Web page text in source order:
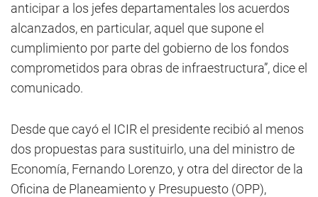
anticipar a los jefes departamentales los acuerdos
alcanzados, en particular, aquel que supone el
cumplimiento por parte del gobierno de los fondos
comprometidos para obras de infraestructura”, dice el
comunicado.
Desde que cayó el ICIR el presidente recibió al menos
dos propuestas para sustituirlo, una del ministro de
Economía, Fernando Lorenzo, y otra del director de la
Oficina de Planeamiento y Presupuesto (OPP),